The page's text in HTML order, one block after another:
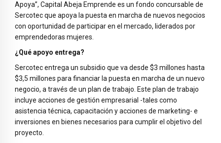
Apoya”, Capital Abeja Emprende es un fondo concursable de
Sercotec que apoya la puesta en marcha de nuevos negocios
con oportunidad de participar en el mercado, liderados por
emprendedoras mujeres.
¿Qué apoyo entrega?
Sercotec entrega un subsidio que va desde $3 millones hasta
$3,5 millones para financiar la puesta en marcha de un nuevo
negocio, a través de un plan de trabajo. Este plan de trabajo
incluye acciones de gestión empresarial -tales como
asistencia técnica, capacitación y acciones de marketing- e
inversiones en bienes necesarios para cumplir el objetivo del
proyecto.